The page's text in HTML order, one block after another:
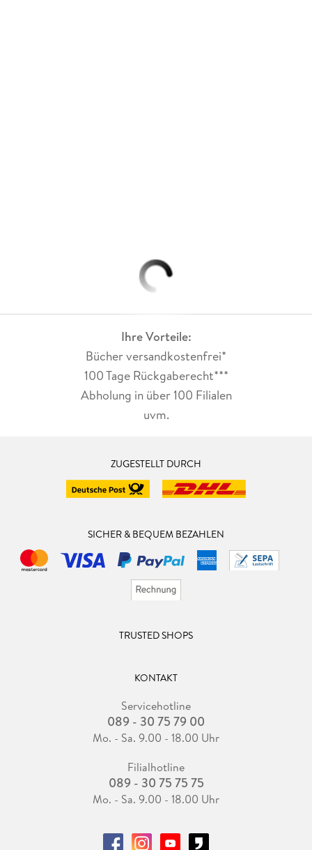
Ihre Vorteile:
Bücher versandkostenfrei*
100 Tage Rückgaberecht***
Abholung in über 100 Filialen
uvm.
ZUGESTELLT DURCH
SICHER & BEQUEM BEZAHLEN
TRUSTED SHOPS
KONTAKT
Servicehotline
089 - 30 75 79 00
Mo. - Sa. 9.00 - 18.00 Uhr
Filialhotline
089 - 30 75 75 75
Mo. - Sa. 9.00 - 18.00 Uhr